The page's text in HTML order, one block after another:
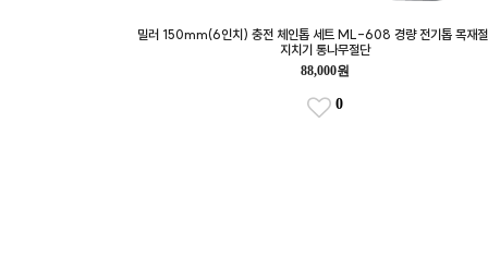
밀러 150mm(6인치) 충전 체인톱 세트 ML-608 경량 전기톱 목재
지치기 통나무절단
88,000원
0